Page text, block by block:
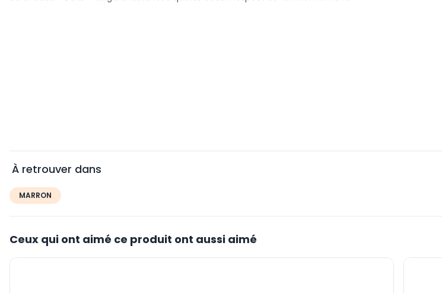
À retrouver dans
MARRON
Ceux qui ont aimé ce produit ont aussi aimé